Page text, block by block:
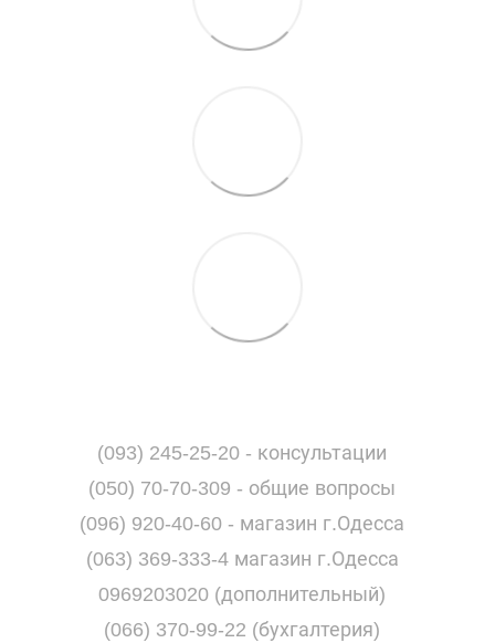
(093) 245-25-20 - консультации
(050) 70-70-309 - общие вопросы
(096) 920-40-60 - магазин г.Одесса
(063) 369-333-4 магазин г.Одесса
0969203020 (дополнительный)
(066) 370-99-22 (бухгалтерия)